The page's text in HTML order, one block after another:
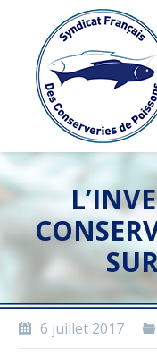
6 juillet 2017